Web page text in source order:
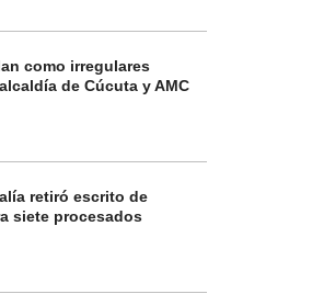
como irregulares
de Cúcuta y AMC
retiró escrito de
siete procesados